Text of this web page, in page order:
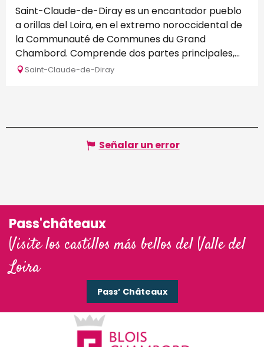
Saint-Claude-de-Diray es un encantador pueblo
a orillas del Loira, en el extremo noroccidental de
la Communauté de Communes du Grand
Chambord. Comprende dos partes principales,...
Saint-Claude-de-Diray
Señalar un error
Pass'châteaux
Visite los castillos más bellos del Valle del
Loira
Pass’ Châteaux